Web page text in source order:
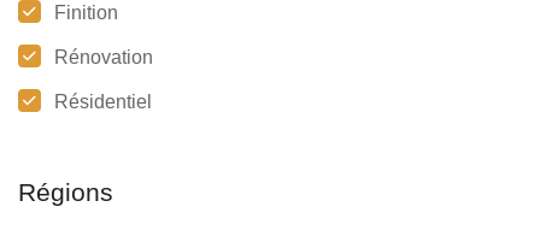
Finition
Rénovation
Résidentiel
Régions